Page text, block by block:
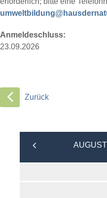
Anmeldeschluss:
23.09.2026
Zurück